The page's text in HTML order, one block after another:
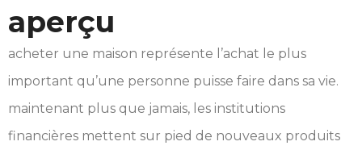
aperçu
acheter une maison représente l’achat le plus
important qu’une personne puisse faire dans sa vie.
maintenant plus que jamais, les institutions
financières mettent sur pied de nouveaux produits